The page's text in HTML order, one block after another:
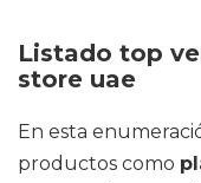
Listado top
store uae
En esta
productos como